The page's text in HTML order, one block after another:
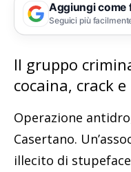
Aggiungi come
Seguici più
Il gruppo
cocaina, crack
Operazione
Casertano.
illecito di